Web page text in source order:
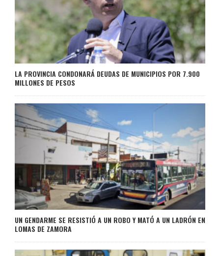
LA PROVINCIA CONDONARÁ DEUDAS DE MUNICIPIOS POR 7.900
MILLONES DE PESOS
UN GENDARME SE RESISTIÓ A UN ROBO Y MATÓ A UN LADRÓN EN
LOMAS DE ZAMORA